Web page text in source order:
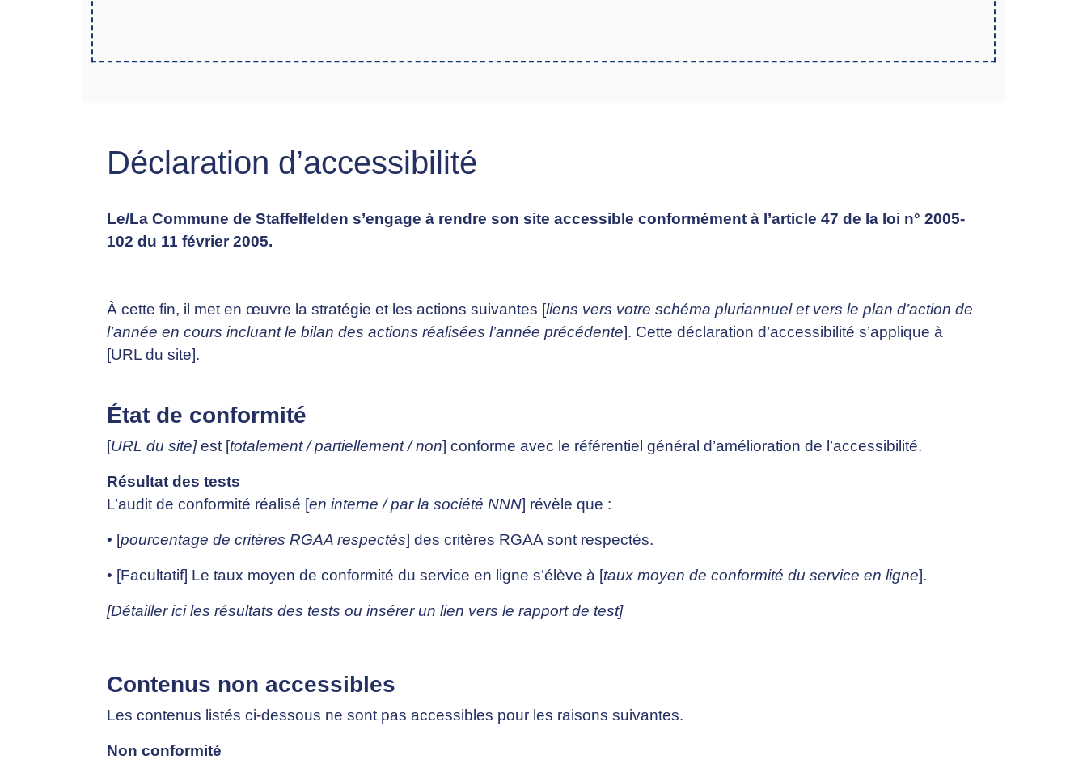
Déclaration d’accessibilité
Le/La Commune de Staffelfelden s’engage à rendre son site accessible conformément à l’article 47 de la loi n° 2005-
102 du 11 février 2005.
À cette fin, il met en œuvre la stratégie et les actions suivantes [liens vers votre schéma pluriannuel et vers le plan d’action de
l’année en cours incluant le bilan des actions réalisées l’année précédente]. Cette déclaration d’accessibilité s’applique à
[URL du site].
État de conformité
[URL du site]est [totalement / partiellement / non] conforme avec le référentiel général d’amélioration de l’accessibilité.
Résultat des tests
L’audit de conformité réalisé [en interne / par la société NNN] révèle que :
• [pourcentage de critères RGAA respectés] des critères RGAA sont respectés.
• [Facultatif] Le taux moyen de conformité du service en ligne s’élève à [taux moyen de conformité du service en ligne].
[Détailler ici les résultats des tests ou insérer un lien vers le rapport de test]
Contenus non accessibles
Les contenus listés ci-dessous ne sont pas accessibles pour les raisons suivantes.
Non conformité